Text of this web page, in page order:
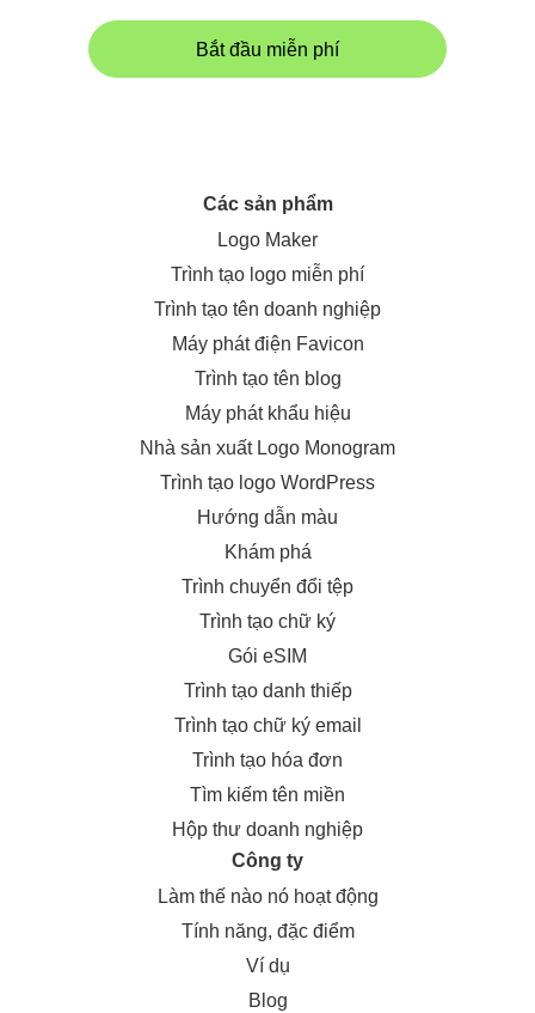
Bắt đầu miễn phí
Các sản phẩm
Logo Maker
Trình tạo logo miễn phí
Trình tạo tên doanh nghiệp
Máy phát điện Favicon
Trình tạo tên blog
Máy phát khẩu hiệu
Nhà sản xuất Logo Monogram
Trình tạo logo WordPress
Hướng dẫn màu
Khám phá
Trình chuyển đổi tệp
Trình tạo chữ ký
Gói eSIM
Trình tạo danh thiếp
Trình tạo chữ ký email
Trình tạo hóa đơn
Tìm kiếm tên miền
Hộp thư doanh nghiệp
Công ty
Làm thế nào nó hoạt động
Tính năng, đặc điểm
Ví dụ
Blog